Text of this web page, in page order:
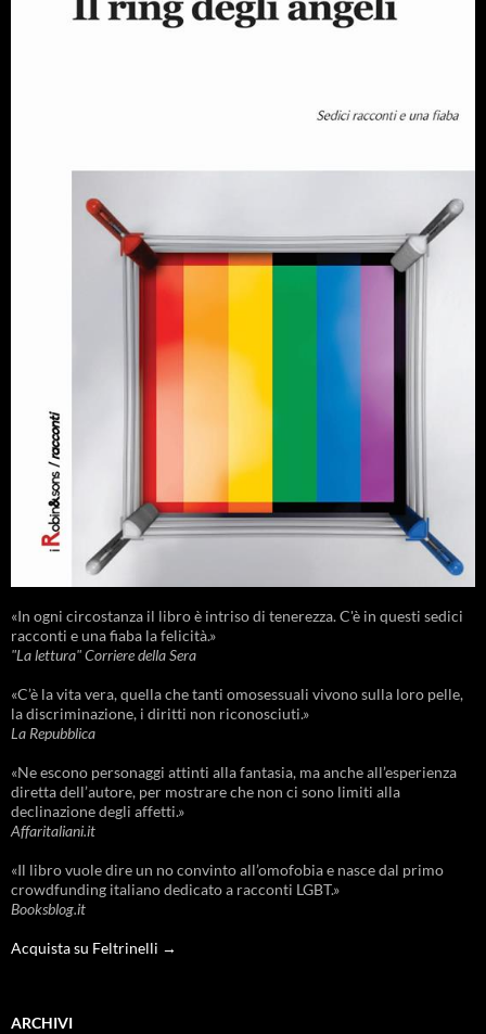
«In ogni circostanza il libro è intriso di tenerezza. C'è in questi sedici
racconti e una fiaba la felicità.»
"La lettura" Corriere della Sera
«C’è la vita vera, quella che tanti omosessuali vivono sulla loro pelle,
la discriminazione, i diritti non riconosciuti.»
La Repubblica
«Ne escono personaggi attinti alla fantasia, ma anche all’esperienza
diretta dell’autore, per mostrare che non ci sono limiti alla
declinazione degli affetti.»
Affaritaliani.it
«Il libro vuole dire un no convinto all’omofobia e nasce dal primo
crowdfunding italiano dedicato a racconti LGBT.»
Booksblog.it
Acquista su Feltrinelli →
ARCHIVI